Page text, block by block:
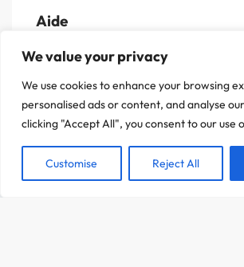
We value your privacy
We use cookies to enhance your browsing
personalised ads or content, and analyse
clicking "Accept All", you consent to our use
Customise Reject All
Aide
Livraisons et retours
Guide des tailles
Questions fréquentes
Mentions légales
On a attendu d'être sûr que le contenu de notre site
C'est OK pour vous ?
ACCEPTER